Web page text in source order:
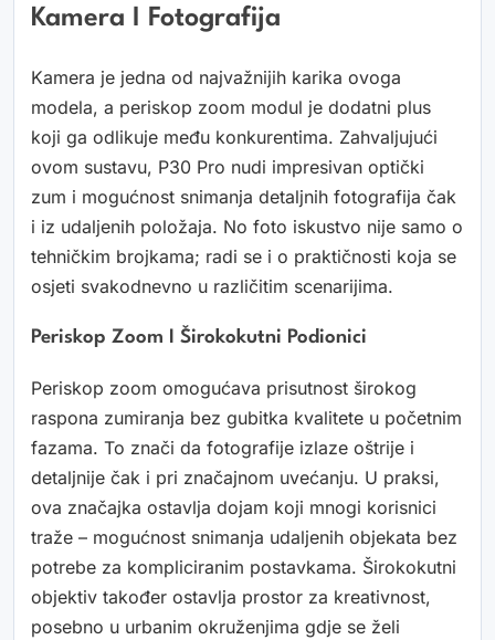
Kamera I Fotografija
Kamera je jedna od najvažnijih karika ovoga
modela, a periskop zoom modul je dodatni plus
koji ga odlikuje među konkurentima. Zahvaljujući
ovom sustavu, P30 Pro nudi impresivan optički
zum i mogućnost snimanja detaljnih fotografija čak
i iz udaljenih položaja. No foto iskustvo nije samo o
tehničkim brojkama; radi se i o praktičnosti koja se
osjeti svakodnevno u različitim scenarijima.
Periskop Zoom I Širokokutni Podionici
Periskop zoom omogućava prisutnost širokog
raspona zumiranja bez gubitka kvalitete u početnim
fazama. To znači da fotografije izlaze oštrije i
detaljnije čak i pri značajnom uvećanju. U praksi,
ova značajka ostavlja dojam koji mnogi korisnici
traže – mogućnost snimanja udaljenih objekata bez
potrebe za kompliciranim postavkama. Širokokutni
objektiv također ostavlja prostor za kreativnost,
posebno u urbanim okruženjima gdje se želi